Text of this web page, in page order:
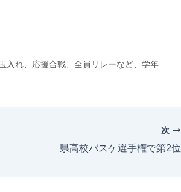
入れ、応援合戦、全員リレーなど、学年
次
県高校バスケ選手権で第2位